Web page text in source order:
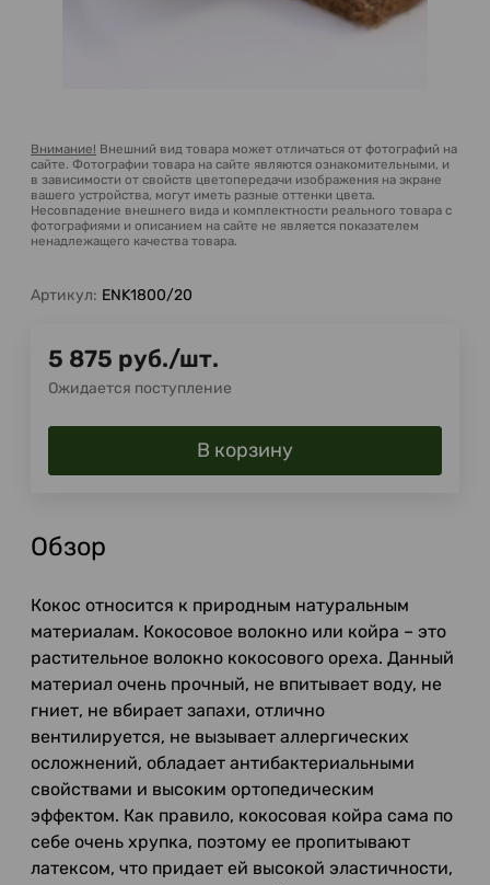
Внимание! Внешний вид товара может отличаться от фотографий на
сайте. Фотографии товара на сайте являются ознакомительными, и
в зависимости от свойств цветопередачи изображения на экране
вашего устройства, могут иметь разные оттенки цвета.
Несовпадение внешнего вида и комплектности реального товара с
фотографиями и описанием на сайте не является показателем
ненадлежащего качества товара.
Артикул: ENK1800/20
5 875 руб./шт.
Ожидается поступление
В корзину
Обзор
Кокос относится к природным натуральным
материалам. Кокосовое волокно или койра – это
растительное волокно кокосового ореха. Данный
материал очень прочный, не впитывает воду, не
гниет, не вбирает запахи, отлично
вентилируется, не вызывает аллергических
осложнений, обладает антибактериальными
свойствами и высоким ортопедическим
эффектом. Как правило, кокосовая койра сама по
себе очень хрупка, поэтому ее пропитывают
латексом, что придает ей высокой эластичности,